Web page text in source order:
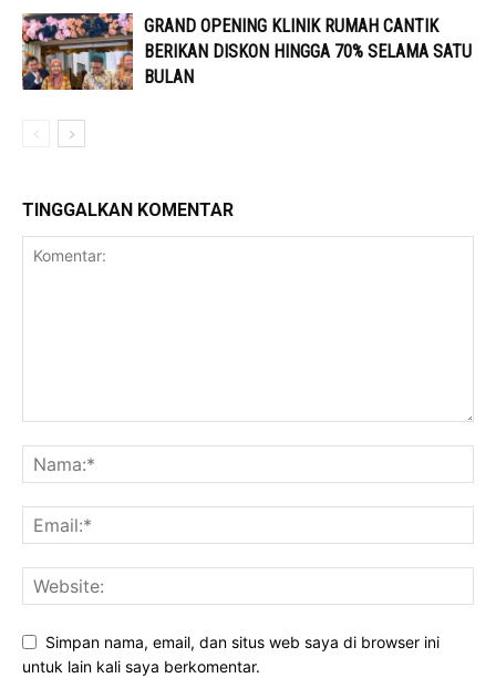
GRAND OPENING KLINIK RUMAH CANTIK
BERIKAN DISKON HINGGA 70% SELAMA SATU
BULAN
TINGGALKAN KOMENTAR
Simpan nama, email, dan situs web saya di browser ini
untuk lain kali saya berkomentar.